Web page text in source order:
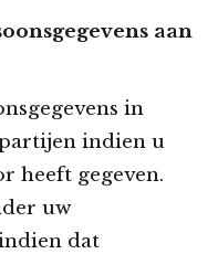
aan
in
indien u
heeft gegeven.
uw
dat